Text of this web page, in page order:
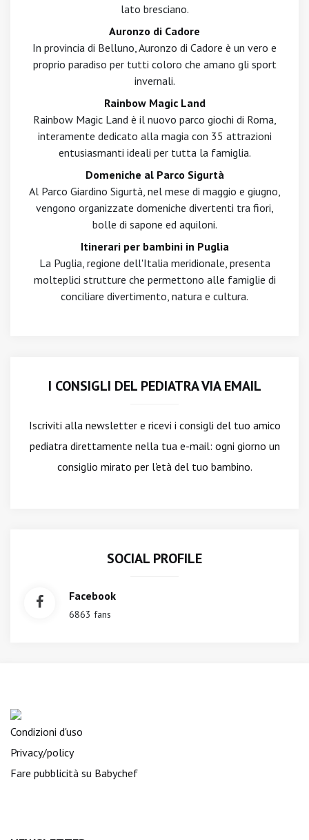
lato bresciano.
Auronzo di Cadore
In provincia di Belluno, Auronzo di Cadore è un vero e
proprio paradiso per tutti coloro che amano gli sport
invernali.
Rainbow Magic Land
Rainbow Magic Land è il nuovo parco giochi di Roma,
interamente dedicato alla magia con 35 attrazioni
entusiasmanti ideali per tutta la famiglia.
Domeniche al Parco Sigurtà
Al Parco Giardino Sigurtà, nel mese di maggio e giugno,
vengono organizzate domeniche divertenti tra fiori,
bolle di sapone ed aquiloni.
Itinerari per bambini in Puglia
La Puglia, regione dell'Italia meridionale, presenta
molteplici strutture che permettono alle famiglie di
conciliare divertimento, natura e cultura.
I CONSIGLI DEL PEDIATRA VIA EMAIL
Iscriviti alla newslettere ricevi i consigli del tuo amico
pediatra direttamente nella tua e-mail: ogni giorno un
consiglio mirato per l'età del tuo bambino.
SOCIAL PROFILE
Facebook
6863 fans
Condizioni d'uso
Privacy/policy
Fare pubblicità su Babychef